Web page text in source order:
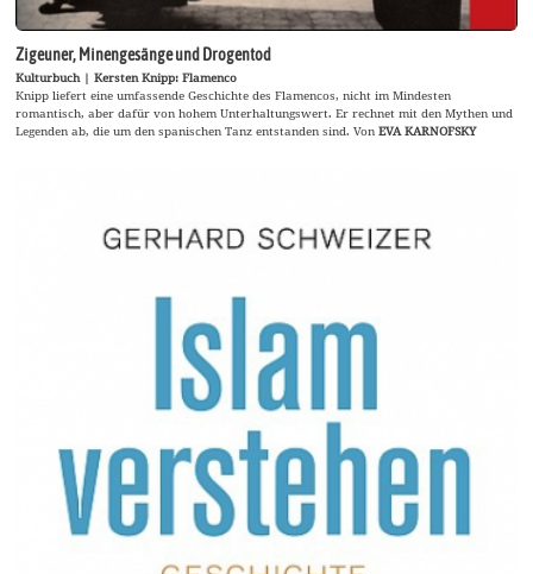
Zigeuner, Minengesänge und Drogentod
Kulturbuch | Kersten Knipp: Flamenco
Knipp liefert eine umfassende Geschichte des Flamencos, nicht im Mindesten
romantisch, aber dafür von hohem Unterhaltungswert. Er rechnet mit den Mythen und
Legenden ab, die um den spanischen Tanz entstanden sind. VonEVA KARNOFSKY